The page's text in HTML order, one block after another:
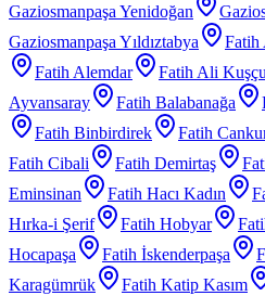
Gaziosmanpaşa Yenidoğan
Gaziosmanpaşa Yıldıztabya
Fatih
Fatih Alemdar
Fatih Ali
Ayvansaray
Fatih Balabanağa
Fatih Binbirdirek
Fatih
Fatih Cibali
Fatih Demirtaş
Eminsinan
Fatih Hacı Kadın
Hırka-i Şerif
Fatih Hobyar
Hocapaşa
Fatih İskenderpaşa
Karagümrük
Fatih Katip Kasım